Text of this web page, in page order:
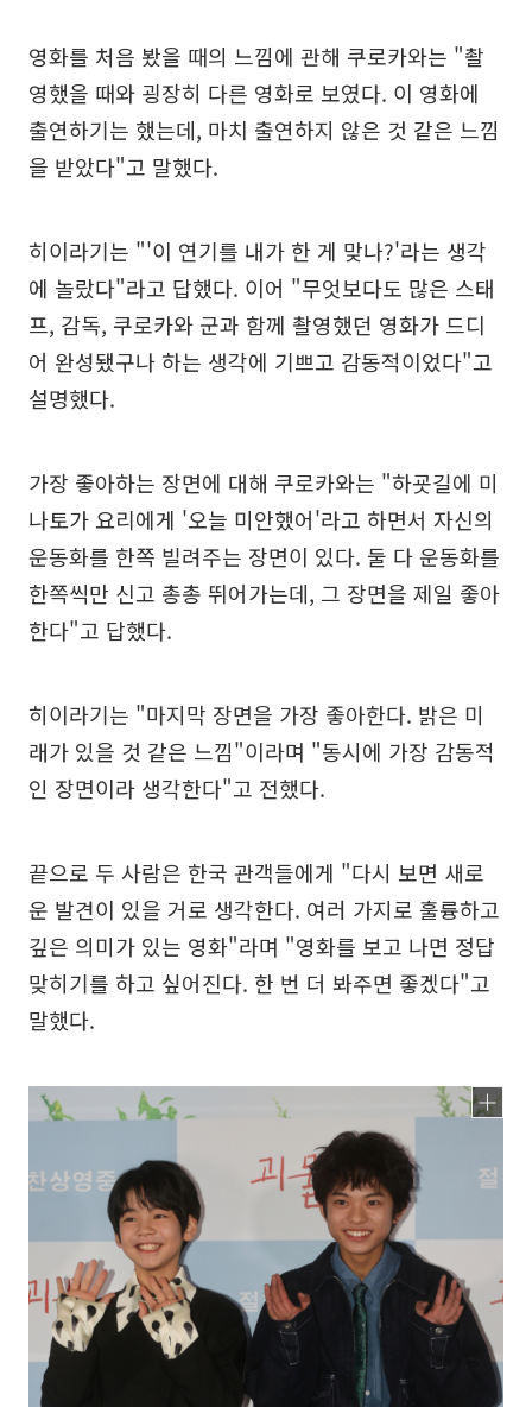
영화를 처음 봤을 때의 느낌에 관해 쿠로카와는 "촬
영했을 때와 굉장히 다른 영화로 보였다. 이 영화에
출연하기는 했는데, 마치 출연하지 않은 것 같은 느낌
을 받았다"고 말했다.
히이라기는 "'이 연기를 내가 한 게 맞나?'라는 생각
에 놀랐다"라고 답했다. 이어 "무엇보다도 많은 스태
프, 감독, 쿠로카와 군과 함께 촬영했던 영화가 드디
어 완성됐구나 하는 생각에 기쁘고 감동적이었다"고
설명했다.
가장 좋아하는 장면에 대해 쿠로카와는 "하굣길에 미
나토가 요리에게 '오늘 미안했어'라고 하면서 자신의
운동화를 한쪽 빌려주는 장면이 있다. 둘 다 운동화를
한쪽씩만 신고 총총 뛰어가는데, 그 장면을 제일 좋아
한다"고 답했다.
히이라기는 "마지막 장면을 가장 좋아한다. 밝은 미
래가 있을 것 같은 느낌"이라며 "동시에 가장 감동적
인 장면이라 생각한다"고 전했다.
끝으로 두 사람은 한국 관객들에게 "다시 보면 새로
운 발견이 있을 거로 생각한다. 여러 가지로 훌륭하고
깊은 의미가 있는 영화"라며 "영화를 보고 나면 정답
맞히기를 하고 싶어진다. 한 번 더 봐주면 좋겠다"고
말했다.